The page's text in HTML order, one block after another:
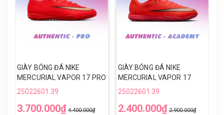
GIÀY BÓNG ĐÁ NIKE
MERCURIAL VAPOR 17 PRO
TF - IM5811-600 - ĐỎ/VÀNG
25022601.39
3.700.000₫ 4.400.000₫
GIÀY BÓNG ĐÁ NIKE
MERCURIAL VAPOR 17
ACADEMY TF - IO5002-600
25022601.39
2.400.000₫ 2.900.000₫